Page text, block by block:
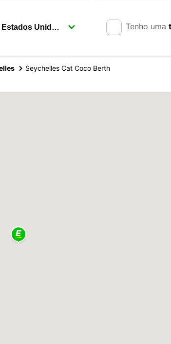
Tenho uma
Seychelles Cat Coco Berth